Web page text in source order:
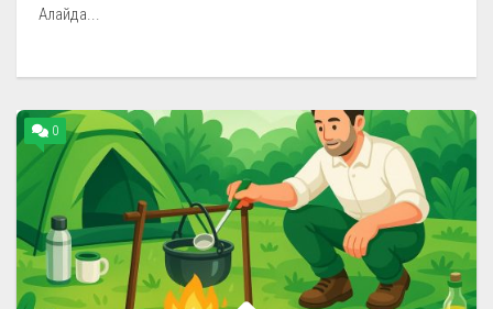
Алайда...
0